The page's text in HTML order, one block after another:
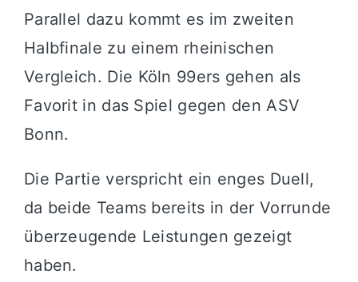
Parallel dazu kommt es im zweiten
Halbfinale zu einem rheinischen
Vergleich. Die Köln 99ers gehen als
Favorit in das Spiel gegen denASV
Bonn.
Die Partie verspricht ein enges Duell,
da beide Teams bereits in der Vorrunde
überzeugende Leistungen gezeigt
haben.